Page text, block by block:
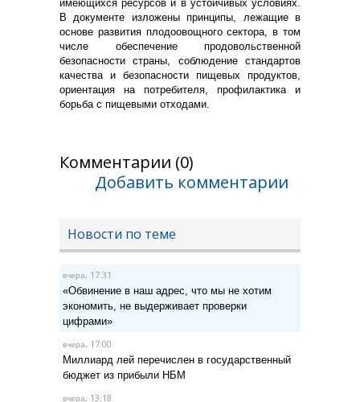
имеющихся ресурсов и в устойчивых условиях.
В документе изложены принципы, лежащие в
основе развития плодоовощного сектора, в том
числе обеспечение продовольственной
безопасности страны, соблюдение стандартов
качества и безопасности пищевых продуктов,
ориентация на потребителя, профилактика и
борьба с пищевыми отходами.
Комментарии (0)
Добавить комментарии
Новости по теме
вчера, 17:31
«Обвинение в наш адрес, что мы не хотим
экономить, не выдерживает проверки
цифрами»
вчера, 17:00
Миллиард лей перечислен в государственный
бюджет из прибыли НБМ
вчера, 13:18